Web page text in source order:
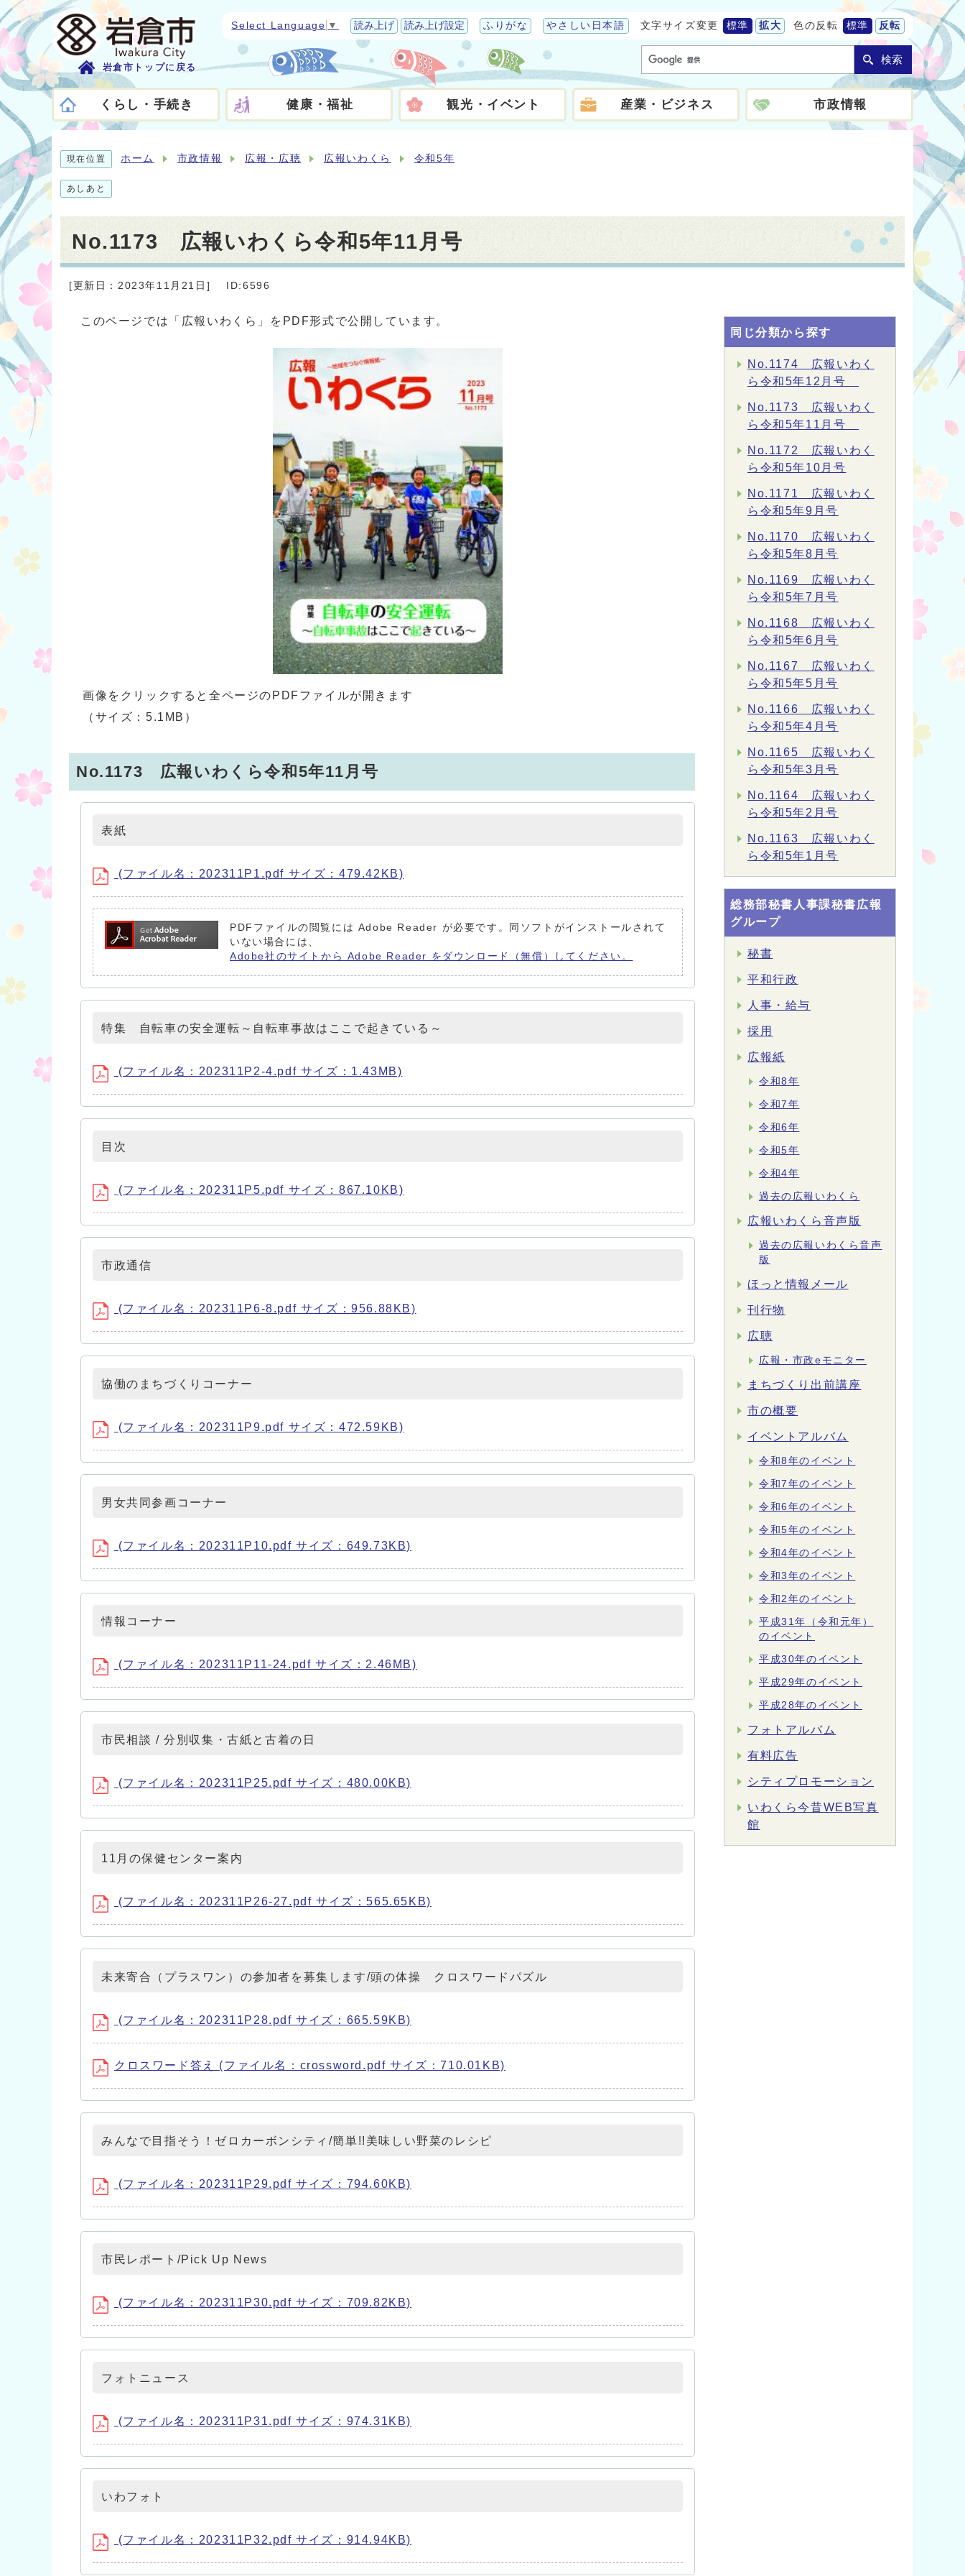
岩倉市トップに戻る
Select Language ▼ 読み上げ 読み上げ設定 ふりがな やさしい日本語 文字サイズ変更 標準 拡大 色の反転 標準 反転
検索
くらし・手続き 健康・福祉 観光・イベント 産業・ビジネス 市政情報
現在位置 ホーム 市政情報 広報・広聴 広報いわくら 令和5年
あしあと
No.1173 広報いわくら令和5年11月号
[更新日：2023年11月21日] ID:6596
このページでは「広報いわくら」をPDF形式で公開しています。
画像をクリックすると全ページのPDFファイルが開きます
（サイズ：5.1MB）
No.1173 広報いわくら令和5年11月号
表紙
(ファイル名：202311P1.pdf サイズ：479.42KB)
PDFファイルの閲覧には Adobe Reader が必要です。同ソフトがインストールされて
いない場合には、
Adobe社のサイトから Adobe Reader をダウンロード（無償）してください。
特集 自転車の安全運転～自転車事故はここで起きている～
(ファイル名：202311P2-4.pdf サイズ：1.43MB)
目次
(ファイル名：202311P5.pdf サイズ：867.10KB)
市政通信
(ファイル名：202311P6-8.pdf サイズ：956.88KB)
協働のまちづくりコーナー
(ファイル名：202311P9.pdf サイズ：472.59KB)
男女共同参画コーナー
(ファイル名：202311P10.pdf サイズ：649.73KB)
情報コーナー
(ファイル名：202311P11-24.pdf サイズ：2.46MB)
市民相談 / 分別収集・古紙と古着の日
(ファイル名：202311P25.pdf サイズ：480.00KB)
11月の保健センター案内
(ファイル名：202311P26-27.pdf サイズ：565.65KB)
未来寄合（プラスワン）の参加者を募集します/頭の体操 クロスワードパズル
(ファイル名：202311P28.pdf サイズ：665.59KB)
クロスワード答え (ファイル名：crossword.pdf サイズ：710.01KB)
みんなで目指そう！ゼロカーボンシティ/簡単!!美味しい野菜のレシピ
(ファイル名：202311P29.pdf サイズ：794.60KB)
市民レポート/Pick Up News
(ファイル名：202311P30.pdf サイズ：709.82KB)
フォトニュース
(ファイル名：202311P31.pdf サイズ：974.31KB)
いわフォト
(ファイル名：202311P32.pdf サイズ：914.94KB)
同じ分類から探す
No.1174 広報いわく
ら令和5年12月号
No.1173 広報いわく
ら令和5年11月号
No.1172 広報いわく
ら令和5年10月号
No.1171 広報いわく
ら令和5年9月号
No.1170 広報いわく
ら令和5年8月号
No.1169 広報いわく
ら令和5年7月号
No.1168 広報いわく
ら令和5年6月号
No.1167 広報いわく
ら令和5年5月号
No.1166 広報いわく
ら令和5年4月号
No.1165 広報いわく
ら令和5年3月号
No.1164 広報いわく
ら令和5年2月号
No.1163 広報いわく
ら令和5年1月号
総務部秘書人事課秘書広報
グループ
秘書
平和行政
人事・給与
採用
広報紙
令和8年
令和7年
令和6年
令和5年
令和4年
過去の広報いわくら
広報いわくら音声版
過去の広報いわくら音声
版
ほっと情報メール
刊行物
広聴
広報・市政eモニター
まちづくり出前講座
市の概要
イベントアルバム
令和8年のイベント
令和7年のイベント
令和6年のイベント
令和5年のイベント
令和4年のイベント
令和3年のイベント
令和2年のイベント
平成31年（令和元年）
のイベント
平成30年のイベント
平成29年のイベント
平成28年のイベント
フォトアルバム
有料広告
シティプロモーション
いわくら今昔WEB写真
館